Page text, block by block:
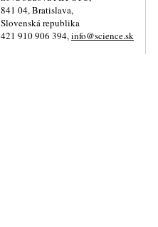
841 04, Bratislava,
Slovenská republika
421 910 906 394,info@science.sk